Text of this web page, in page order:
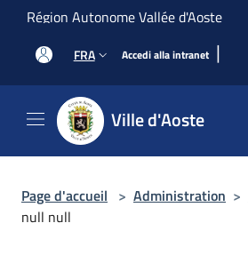
Salta al contenuto principale
Région Autonome Vallée d'Aoste
FRA Accedi alla intranet |
Ville d'Aoste
Page d'accueil > Administration >
null null